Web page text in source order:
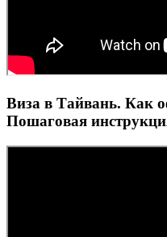
Виза в Тайвань. Как
Пошаговая